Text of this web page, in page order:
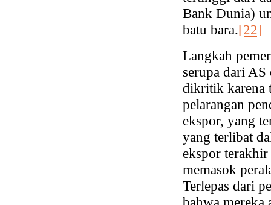
Bank Dunia)
batu bara.[22]
Langkah
serupa dari
dikritik karena
pelarangan
ekspor, yang
yang terlibat
ekspor terakhir
memasok
Terlepas dari